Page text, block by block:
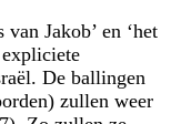
Jakob’ en ‘het
De ballingen
zullen weer